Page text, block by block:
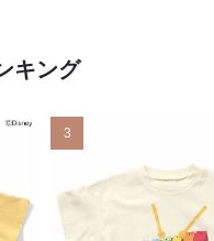
キング
3